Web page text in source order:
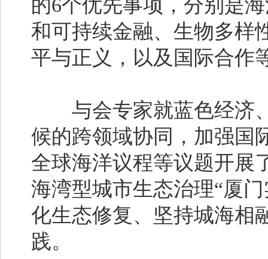
的6个优先事项，分别是
和可持续金融、生物多样
平与正义，以及国际合作
与会专家就蓝色经济、
候的跨领域协同，加强国
全球海洋议程等议题开展
海湾型城市生态治理“厦
化生态修复、坚持城海相
践。